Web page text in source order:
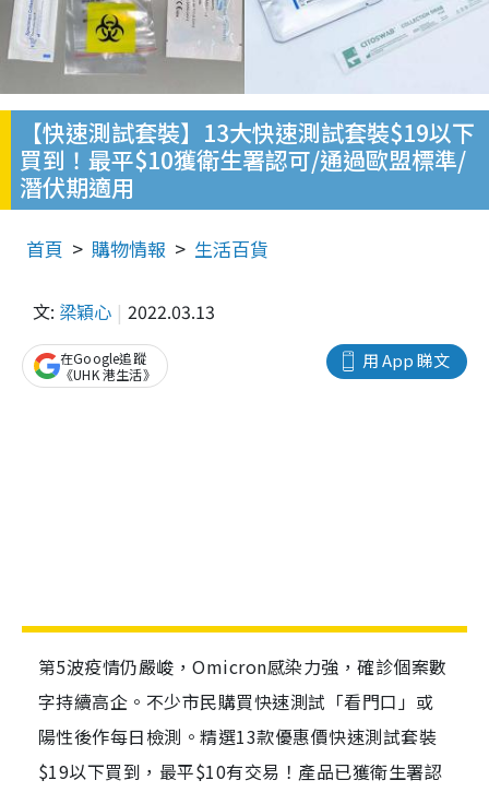
【快速測試套裝】13大快速測試套裝$19以下
買到！最平$10獲衛生署認可/通過歐盟標準/
潛伏期適用
首頁 購物情報 生活百貨
文: 梁穎心 2022.03.13
用 App 睇文
在Google追蹤
《UHK 港生活》
第5波疫情仍嚴峻，Omicron感染力強，確診個案數
字持續高企。不少市民購買快速測試「看門口」或
陽性後作每日檢測。精選13款優惠價快速測試套裝
$19以下買到，最平$10有交易！產品已獲衛生署認